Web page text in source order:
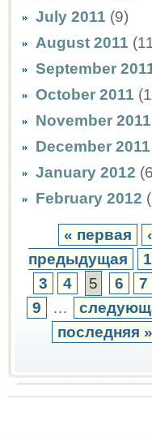
July 2011 (9)
August 2011
September
October 2011
November 2011
December 2011
January 2012
February 2012
« первая
‹
предыдущая
1
3
4 5 6 7
9
…
последняя »